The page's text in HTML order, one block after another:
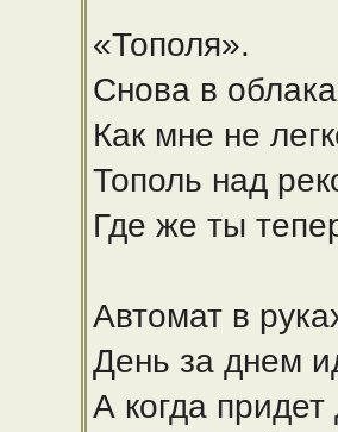
«Тополя».
Снова в
Как мне не
Тополь над
Где же ты
Автомат в
День за днем
А когда